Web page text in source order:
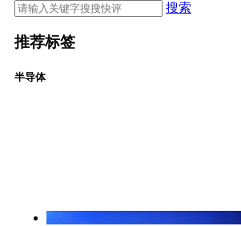
搜索
推荐标签
半导体